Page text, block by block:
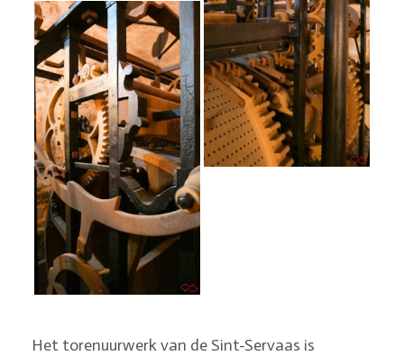
Het torenuurwerk van de Sint-Servaas is